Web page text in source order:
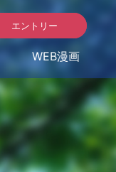
エントリー
WEB漫画